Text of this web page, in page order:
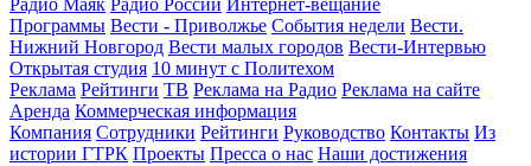
Радио Маяк Радио России Интернет-вещание
Программы Вести - Приволжье События недели Вести.
Нижний Новгород Вести малых городов Вести-Интервью
Открытая студия 10 минут с Политехом
Реклама Рейтинги ТВ Реклама на Радио Реклама на сайте
Аренда Коммерческая информация
Компания Сотрудники Рейтинги Руководство Контакты Из
истории ГТРК Проекты Пресса о нас Наши достижения